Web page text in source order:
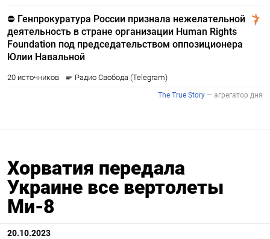
Хорватия передала
Украине все вертолеты
Ми-8
20.10.2023